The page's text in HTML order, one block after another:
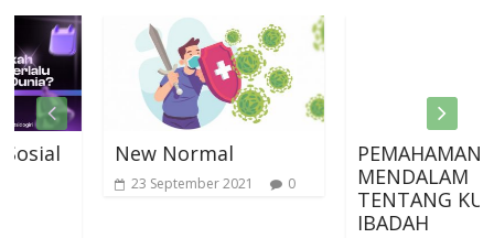
New Normal
23 September 2021 0
PEMAHAMAN
MENDALAM
TENTANG
IBADAH